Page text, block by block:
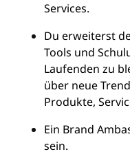
Services.
Du erweiterst
Tools und
Laufenden zu
über neue
Produkte,
Ein Brand
sein.